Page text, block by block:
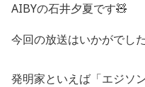
AIBYの石井夕夏です🧸
今回の放送はいかがでし
発明家といえば「エジソ